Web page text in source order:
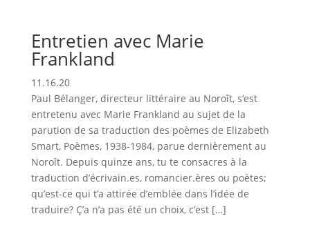
Entretien avec Marie
Frankland
11.16.20
Paul Bélanger, directeur littéraire au Noroît, s’est
entretenu avec Marie Frankland au sujet de la
parution de sa traduction des poèmes de Elizabeth
Smart, Poèmes, 1938-1984, parue dernièrement au
Noroît. Depuis quinze ans, tu te consacres à la
traduction d’écrivain.es, romancier.ères ou poètes;
qu’est-ce qui t’a attirée d’emblée dans l’idée de
traduire? Ç’a n’a pas été un choix, c’est […]